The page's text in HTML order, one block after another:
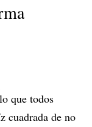
que todos
cuadrada de no